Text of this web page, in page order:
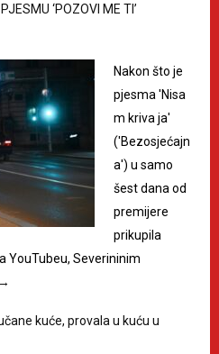
‘POZOVI ME TI’
Nakon što je
pjesma 'Nisa
m kriva ja'
('Bezosjećajn
a') u samo
šest dana od
premijere
prikupila
YouTubeu, Severininim
→
kuće, provala u kuću u